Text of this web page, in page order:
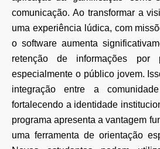
comunicação. Ao transformar a
uma experiência
lúdica, com
o software aumenta
retenção de informações por
especialmente o público jovem.
integração entre a
fortalecendo a identidade
programa apresenta a vantagem
uma ferramenta de orientação